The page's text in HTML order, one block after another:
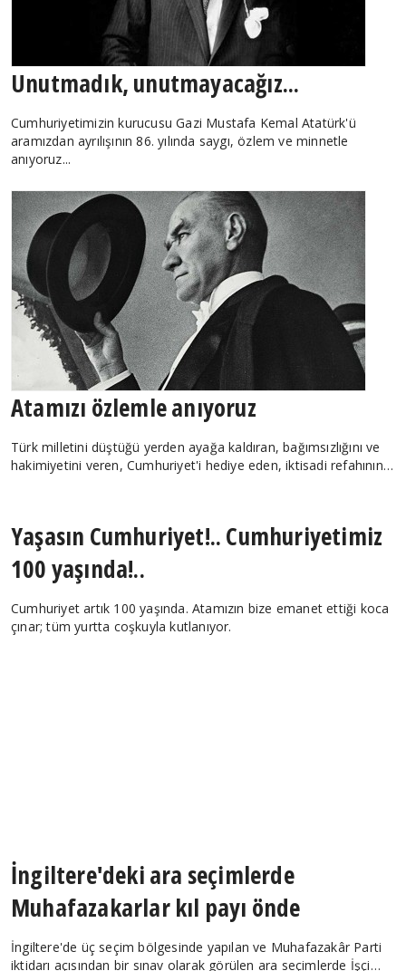
Unutmadık, unutmayacağız...
Cumhuriyetimizin kurucusu Gazi Mustafa Kemal Atatürk'ü
aramızdan ayrılışının 86. yılında saygı, özlem ve minnetle
anıyoruz...
Atamızı özlemle anıyoruz
Türk milletini düştüğü yerden ayağa kaldıran, bağımsızlığını ve
hakimiyetini veren, Cumhuriyet'i hediye eden, iktisadi refahının…